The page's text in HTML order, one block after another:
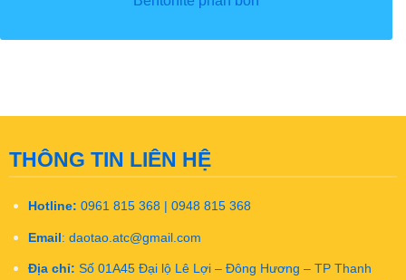
THÔNG TIN LIÊN HỆ
Hotline: 0961 815 368 | 0948 815 368
Email: daotao.atc@gmail.com
Địa chỉ: Số 01A45 Đại lộ Lê Lợi – Đông Hương – TP Thanh